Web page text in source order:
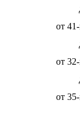
от
от
от